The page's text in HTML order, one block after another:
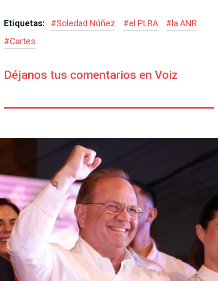
Etiquetas: #Soledad Núñez #el PLRA # la ANR
#Cartes
Déjanos tus comentarios en Voiz